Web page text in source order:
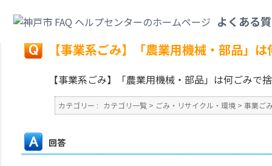
よくある
戻る
【事業系ごみ】「農業用機械・部品」
【事業系ごみ】「農業用機械・部品」は何ごみで
カテゴリー : カテゴリ一覧 > ごみ・リサイクル・環境 > 事業ご
回答